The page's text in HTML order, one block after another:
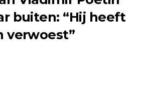
buiten: “Hij heeft
verwoest”